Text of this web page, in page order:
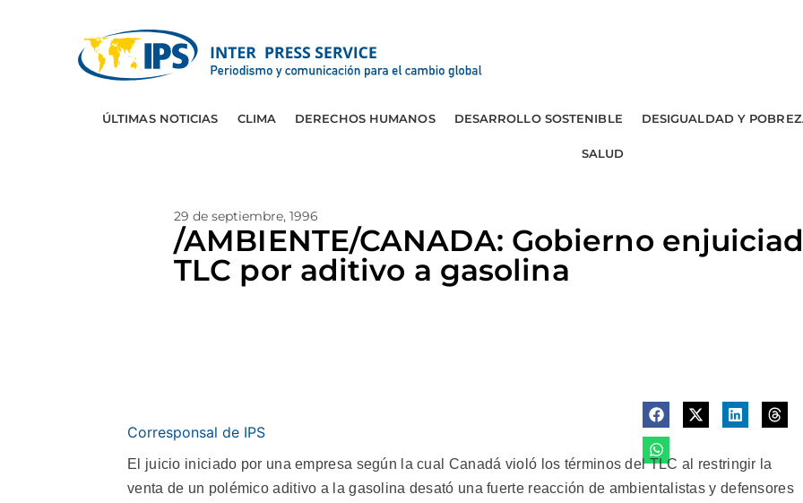
ÚLTIMAS NOTICIAS CLIMA DERECHOS HUMANOS DESARROLLO SOSTENIBLE DESIGUALDAD Y
SALUD
29 de septiembre, 1996
/AMBIENTE/CANADA: Gobierno
TLC por aditivo a gasolina
Corresponsal de IPS
El juicio iniciado por una empresa según la cual Canadá violó los términos del TLC al restringir la
venta de un polémico aditivo a la gasolina desató una fuerte reacción de ambientalistas y defensores